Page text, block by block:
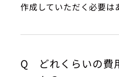
作成していただく必要は
どれくらいの費
Q